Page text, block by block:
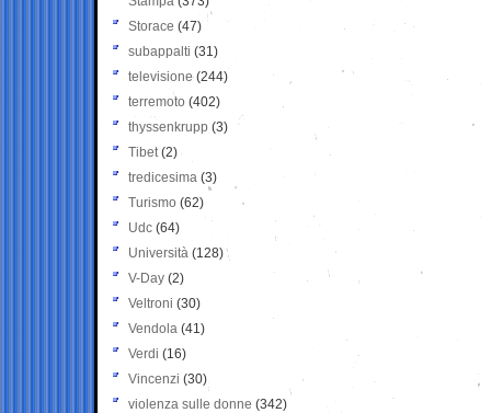
Storace (47)
subappalti (31)
televisione(244)
terremoto (402)
thyssenkrupp (3)
Tibet(2)
tredicesima (3)
Turismo (62)
Udc (64)
Università (128)
V-Day (2)
Veltroni (30)
Vendola (41)
Verdi (16)
Vincenzi (30)
violenza sulle donne (342)